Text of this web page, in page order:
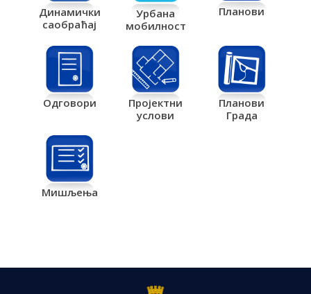
Динамички
саобраћај
Урбана
мобилност
Планови
Одговори
Пројектни
услови
Планови
Града
Мишљења